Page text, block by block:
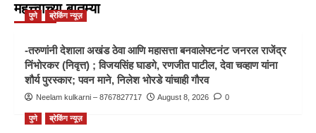
महत्त्वाच्या बातम्या
पुणे ब्रेकिंग न्यूज़
-तरुणांनी देशाला अखंड ठेवा आणि महासत्ता बनवालेफ्टनंट जनरल राजेंद्र
निंभोरकर (निवृत्त) ; विजयसिंह घाडगे, रणजीत पाटील, देवा चव्हाण यांना
शौर्य पुरस्कार; पवन माने, निलेश भोरडे यांचाही गौरव
Neelam kulkarni – 8767827717 August 8, 2026 0
पुणे ब्रेकिंग न्यूज़